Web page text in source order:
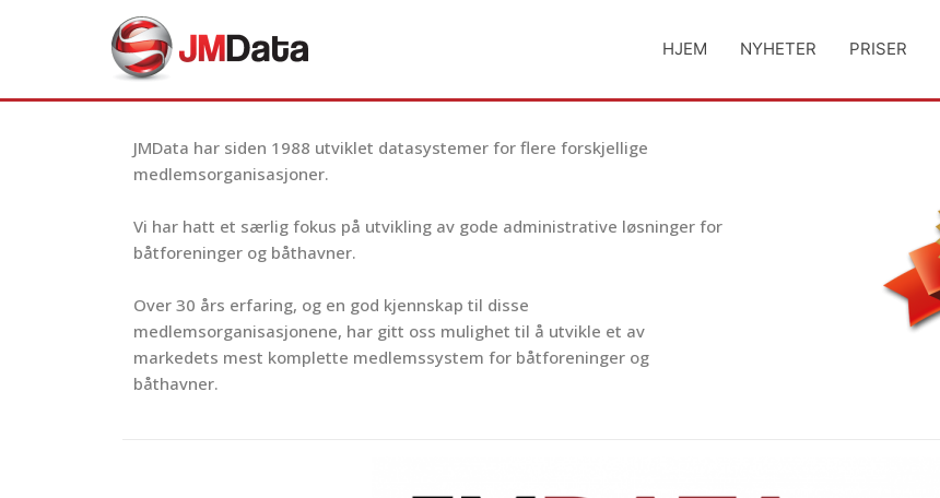
HJEM NYHETER PRISER
JMData har siden 1988 utviklet datasystemer for flere forskjellige
medlemsorganisasjoner.
Vi har hatt et særlig fokus på utvikling av gode administrative løsninger for
båtforeninger og båthavner.
Over 30 års erfaring, og en god kjennskap til disse
medlemsorganisasjonene, har gitt oss mulighet til å utvikle et av
markedets mest komplette medlemssystem for båtforeninger og
båthavner.